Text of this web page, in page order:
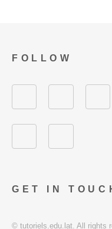
GET IN
FOLLOW
© tutoriels.edu.lat. All rights